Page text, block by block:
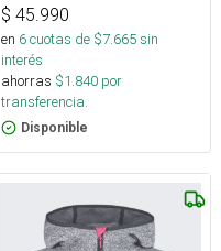
$ 45.990
en 6cuotas de $7.665sin
interés
ahorras $1.840 por
transferencia.
Disponible